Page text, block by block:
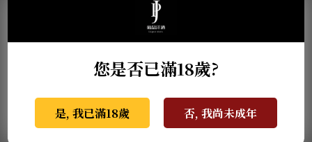
COLLECTION 50年
0.7L
麥芽威士忌 0.7L
NT$940
您是否已滿18歲?
是, 我已滿18歲 否, 我尚未成年